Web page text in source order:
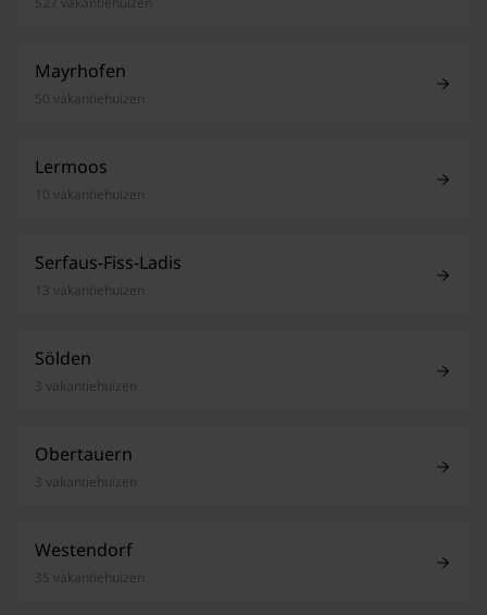
Mayrhofen
50 vakantiehuizen
Lermoos
10 vakantiehuizen
Serfaus-Fiss-Ladis
13 vakantiehuizen
Sölden
3 vakantiehuizen
Obertauern
3 vakantiehuizen
Westendorf
35 vakantiehuizen